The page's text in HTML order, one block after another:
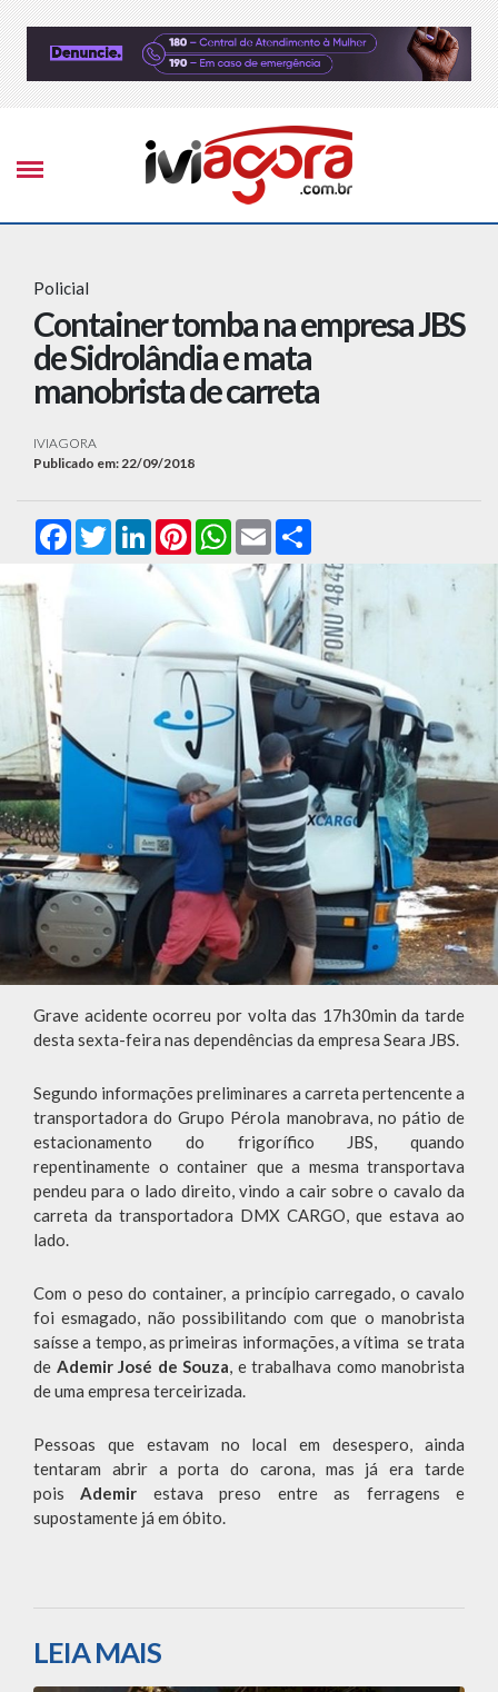
Policial
Container tomba na empresa JBS
de Sidrolândia e mata
manobrista de carreta
IVIAGORA
Publicado em: 22/09/2018
FacebookTwitterLinkedInPinterestWhatsApp
Email
Grave acidente ocorreu por volta das 17h30min da tarde
desta sexta-feira nas dependências da empresa Seara JBS.
Segundo informações preliminares a carreta pertencente a
transportadora do Grupo Pérola manobrava, no pátio de
estacionamento do frigorífico JBS, quando
repentinamente o container que a mesma transportava
pendeu para o lado direito, vindo a cair sobre o cavalo da
carreta da transportadora DMX CARGO, que estava ao
lado.
Com o peso do container, a princípio carregado, o cavalo
foi esmagado, não possibilitando com que o manobrista
saísse a tempo, as primeiras informações, a vítima se trata
de Ademir José de Souza, e trabalhava como manobrista
de uma empresa terceirizada.
Pessoas que estavam no local em desespero, ainda
tentaram abrir a porta do carona, mas já era tarde
pois Ademir estava preso entre as ferragens e
supostamente já em óbito.
LEIA MAIS